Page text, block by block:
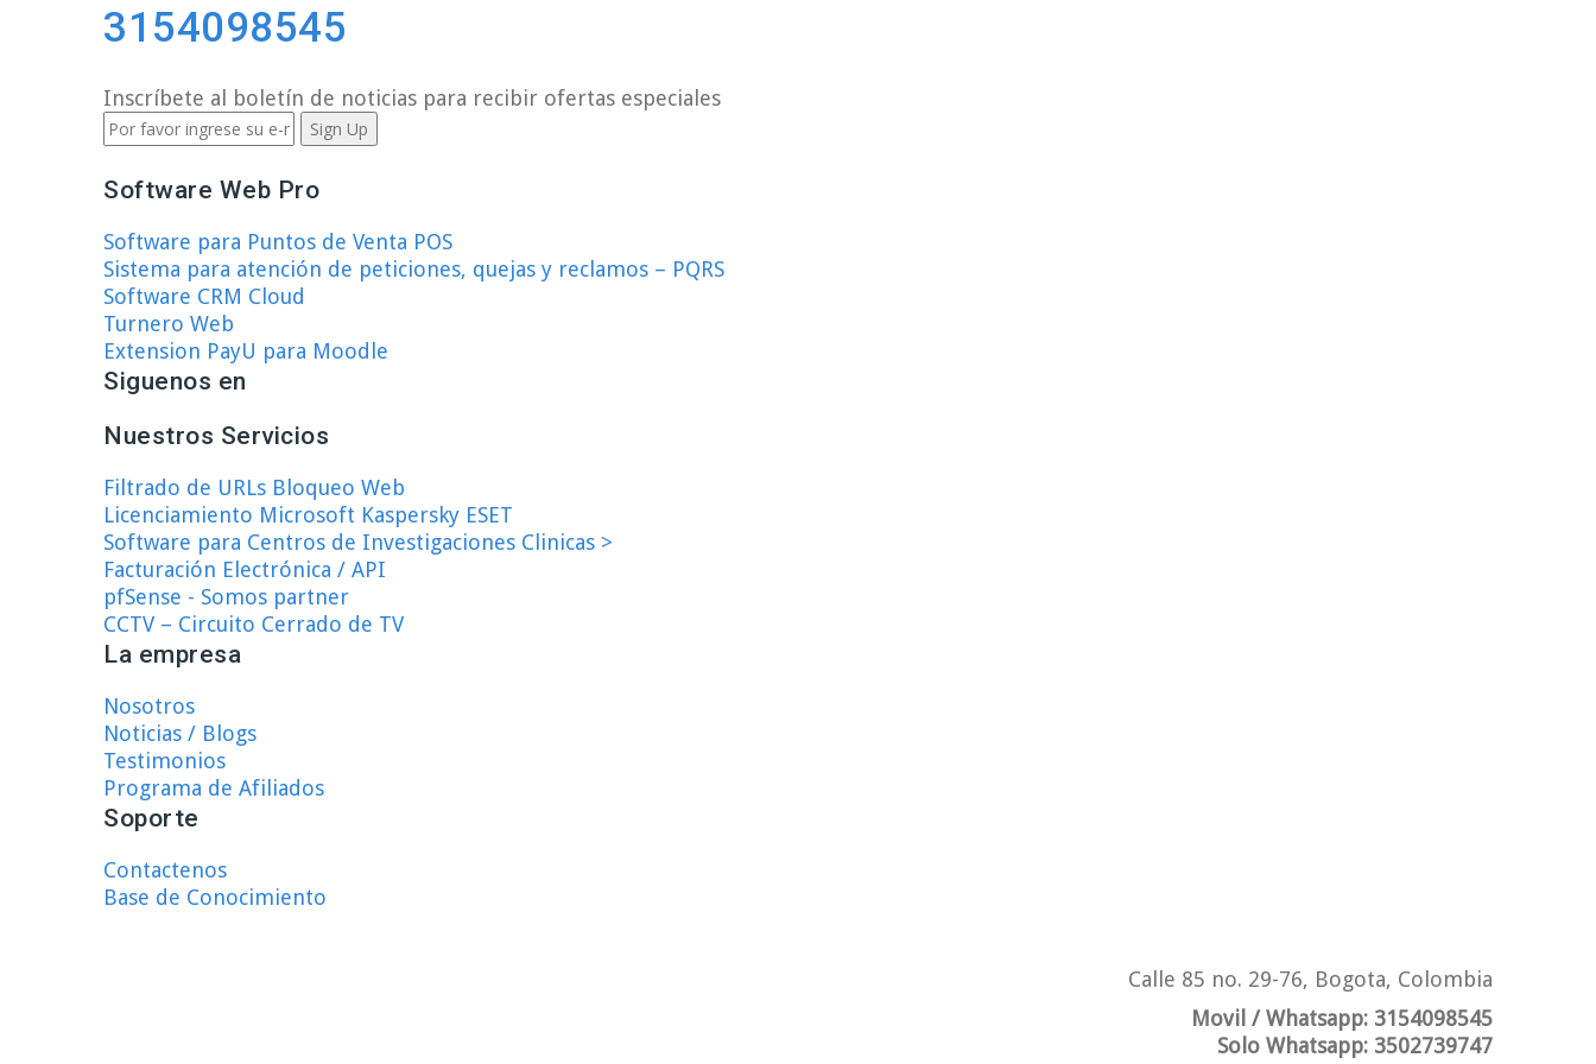
3154098545
Inscríbete al boletín de noticias para recibir ofertas especiales
Software Web Pro
Software para Puntos de Venta POS
Sistema para atención de peticiones, quejas y reclamos – PQRS
Software CRM Cloud
Turnero Web
Extension PayU para Moodle
Siguenos en
Nuestros Servicios
Filtrado de URLs Bloqueo Web
Licenciamiento Microsoft Kaspersky ESET
Software para Centros de Investigaciones Clinicas >
Facturación Electrónica / API
pfSense - Somos partner
CCTV – Circuito Cerrado de TV
La empresa
Nosotros
Noticias / Blogs
Testimonios
Programa de Afiliados
Soporte
Contactenos
Base de Conocimiento
Calle 85 no. 29-76, Bogota, Colombia
Movil / Whatsapp: 3154098545
Solo Whatsapp: 3502739747